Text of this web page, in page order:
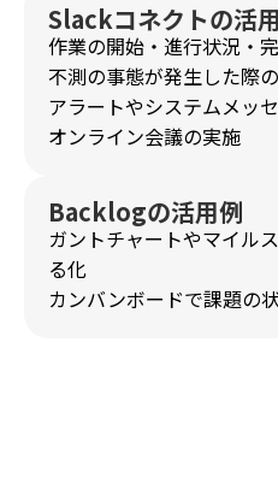
Slackコネクトの活
作業の開始・進行状況・
不測の事態が発生した際
アラートやシステムメッ
オンライン会議の実施
Backlogの活用例
ガントチャートやマイル
る化
カンバンボードで課題の